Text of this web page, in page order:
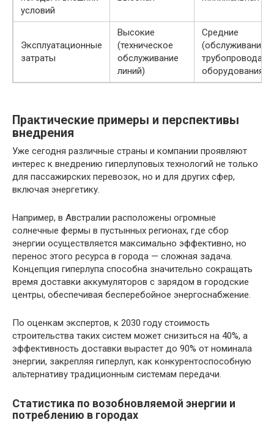
условий
Эксплуатационные
затраты
Высокие
(техническое
обслуживание
линий)
Средние
(обслуживание
трубопровода и
оборудования)
Практические примеры и перспективы
внедрения
Уже сегодня различные страны и компании проявляют
интерес к внедрению гиперлуповых технологий не только
для пассажирских перевозок, но и для других сфер,
включая энергетику.
Например, в Австралии расположены огромные
солнечные фермы в пустынных регионах, где сбор
энергии осуществляется максимально эффективно, но
перенос этого ресурса в города — сложная задача.
Концепция гиперлупа способна значительно сокращать
время доставки аккумуляторов с зарядом в городские
центры, обеспечивая бесперебойное энергоснабжение.
По оценкам экспертов, к 2030 году стоимость
строительства таких систем может снизиться на 40%, а
эффективность доставки вырастет до 90% от номинала
энергии, закрепляя гиперлуп, как конкурентоспособную
альтернативу традиционным системам передачи.
Статистика по возобновляемой энергии и
потреблению в городах